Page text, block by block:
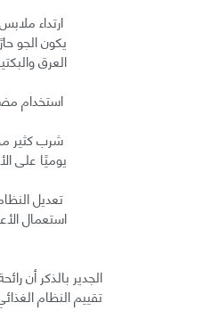
ارتداء
يكون الجو
العرق
استخدام
شرب كثير
يوميًا على
تعديل
استعمال
الجدير بالذكر أن
تقييم النظام